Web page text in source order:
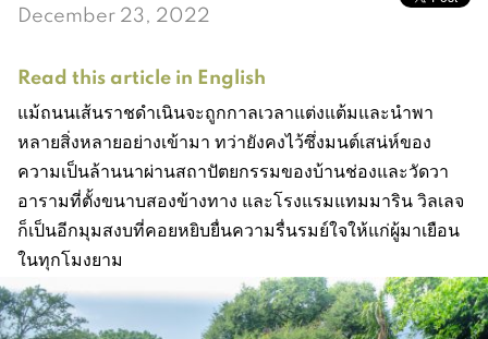
December 23, 2022
Read this article in English
แม้ถนนเส้นราชดำเนินจะถูกกาลเวลาแต่งแต้มและนำพา
หลายสิ่งหลายอย่างเข้ามา ทว่ายังคงไว้ซึ่งมนต์เสน่ห์ของ
ความเป็นล้านนาผ่านสถาปัตยกรรมของบ้านช่องและวัดวา
อารามที่ตั้งขนาบสองข้างทาง และโรงแรมแทมมาริน วิลเลจ
ก็เป็นอีกมุมสงบที่คอยหยิบยื่นความรื่นรมย์ใจให้แก่ผู้มาเยือน
ในทุกโมงยาม